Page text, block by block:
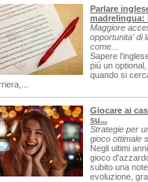
Parlare
madrelingua:
Maggiore
opportunita' di
come...
Sapere
più un
quando si
Giocare ai
su...
Strategie per
gioco ottimale
Negli ultimi
gioco
subito una
evoluzione,